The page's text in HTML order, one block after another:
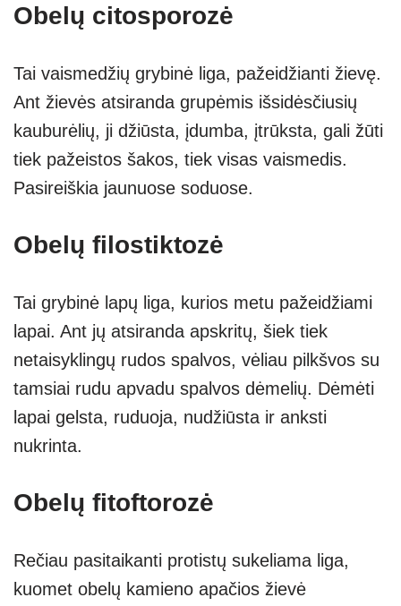
Obelų citosporozė
Tai vaismedžių grybinė liga, pažeidžianti žievę.
Ant žievės atsiranda grupėmis išsidėsčiusių
kauburėlių, ji džiūsta, įdumba, įtrūksta, gali žūti
tiek pažeistos šakos, tiek visas vaismedis.
Pasireiškia jaunuose soduose.
Obelų filostiktozė
Tai grybinė lapų liga, kurios metu pažeidžiami
lapai. Ant jų atsiranda apskritų, šiek tiek
netaisyklingų rudos spalvos, vėliau pilkšvos su
tamsiai rudu apvadu spalvos dėmelių. Dėmėti
lapai gelsta, ruduoja, nudžiūsta ir anksti
nukrinta.
Obelų fitoftorozė
Rečiau pasitaikanti protistų sukeliama liga,
kuomet obelų kamieno apačios žievė